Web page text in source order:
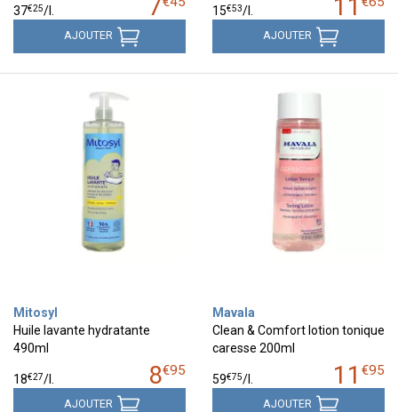
7
37€25/l.
AJOUTER
11
15€53/l.
AJOUTER
Mitosyl
Huile lavante hydratante
490ml
8€95
18€27/l.
AJOUTER
Mavala
Clean & Comfort lotion tonique
caresse 200ml
11 €95
59€75/l.
AJOUTER